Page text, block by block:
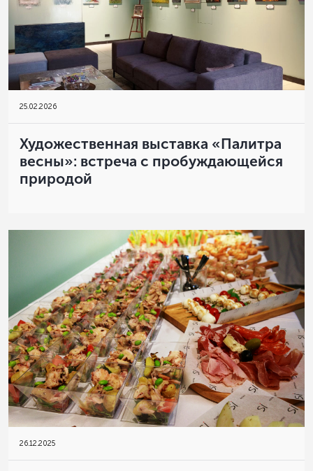
25 02.2026
Художественная выставка «Палитра
весны»: встреча с пробуждающейся
природой
26.12.2025